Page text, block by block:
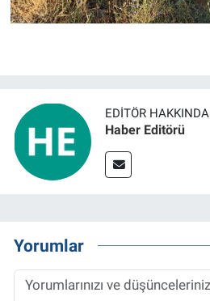
EDITÖR HAKKINDA
Haber Editörü
Yorumlar